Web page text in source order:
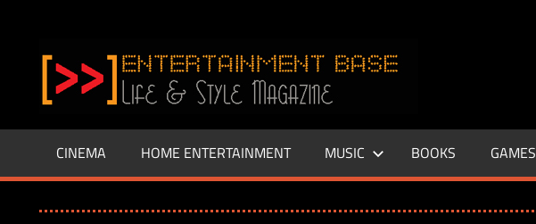
springen
–
LIFE
Base.de
CINEMA HOME ENTERTAINMENT MUSIC BOOKS GAMES